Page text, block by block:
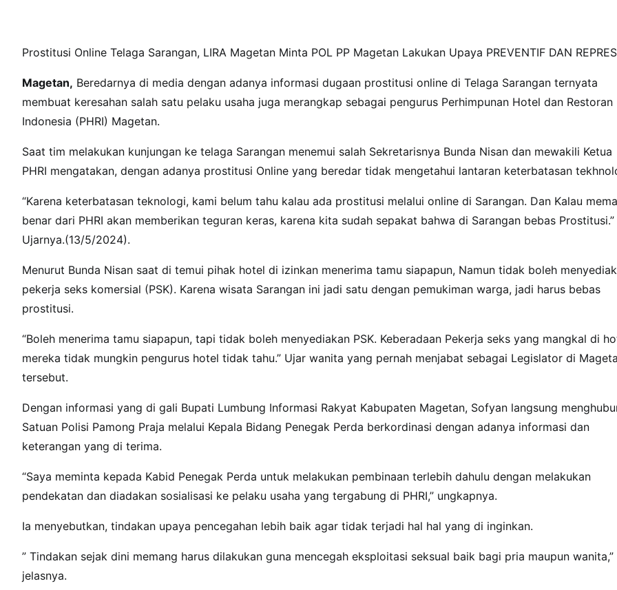
Prostitusi Online Telaga Sarangan, LIRA Magetan Minta POL PP Magetan Lakukan Upaya PREVENTIF DAN
Magetan, Beredarnya di media dengan adanya informasi dugaan prostitusi online di Telaga Sarangan ternyata
membuat keresahan salah satu pelaku usaha juga merangkap sebagai pengurus Perhimpunan Hotel dan Restoran
Indonesia (PHRI) Magetan.
Saat tim melakukan kunjungan ke telaga Sarangan menemui salah Sekretarisnya Bunda Nisan dan mewakili Ketua
PHRI mengatakan, dengan adanya prostitusi Online yang beredar tidak mengetahui lantaran keterbatasan
“Karena keterbatasan teknologi, kami belum tahu kalau ada prostitusi melalui online di Sarangan. Dan Kalau
benar dari PHRI akan memberikan teguran keras, karena kita sudah sepakat bahwa di Sarangan bebas Prostitusi.”
Ujarnya.(13/5/2024).
Menurut Bunda Nisan saat di temui pihak hotel di izinkan menerima tamu siapapun, Namun tidak boleh
pekerja seks komersial (PSK). Karena wisata Sarangan ini jadi satu dengan pemukiman warga, jadi harus bebas
prostitusi.
“Boleh menerima tamu siapapun, tapi tidak boleh menyediakan PSK. Keberadaan Pekerja seks yang mangkal di
mereka tidak mungkin pengurus hotel tidak tahu.” Ujar wanita yang pernah menjabat sebagai Legislator di
tersebut.
Dengan informasi yang di gali Bupati Lumbung Informasi Rakyat Kabupaten Magetan, Sofyan langsung
Satuan Polisi Pamong Praja melalui Kepala Bidang Penegak Perda berkordinasi dengan adanya informasi dan
keterangan yang di terima.
“Saya meminta kepada Kabid Penegak Perda untuk melakukan pembinaan terlebih dahulu dengan melakukan
pendekatan dan diadakan sosialisasi ke pelaku usaha yang tergabung di PHRI,” ungkapnya.
Ia menyebutkan, tindakan upaya pencegahan lebih baik agar tidak terjadi hal hal yang di inginkan.
” Tindakan sejak dini memang harus dilakukan guna mencegah eksploitasi seksual baik bagi pria maupun wanita,”
jelasnya.